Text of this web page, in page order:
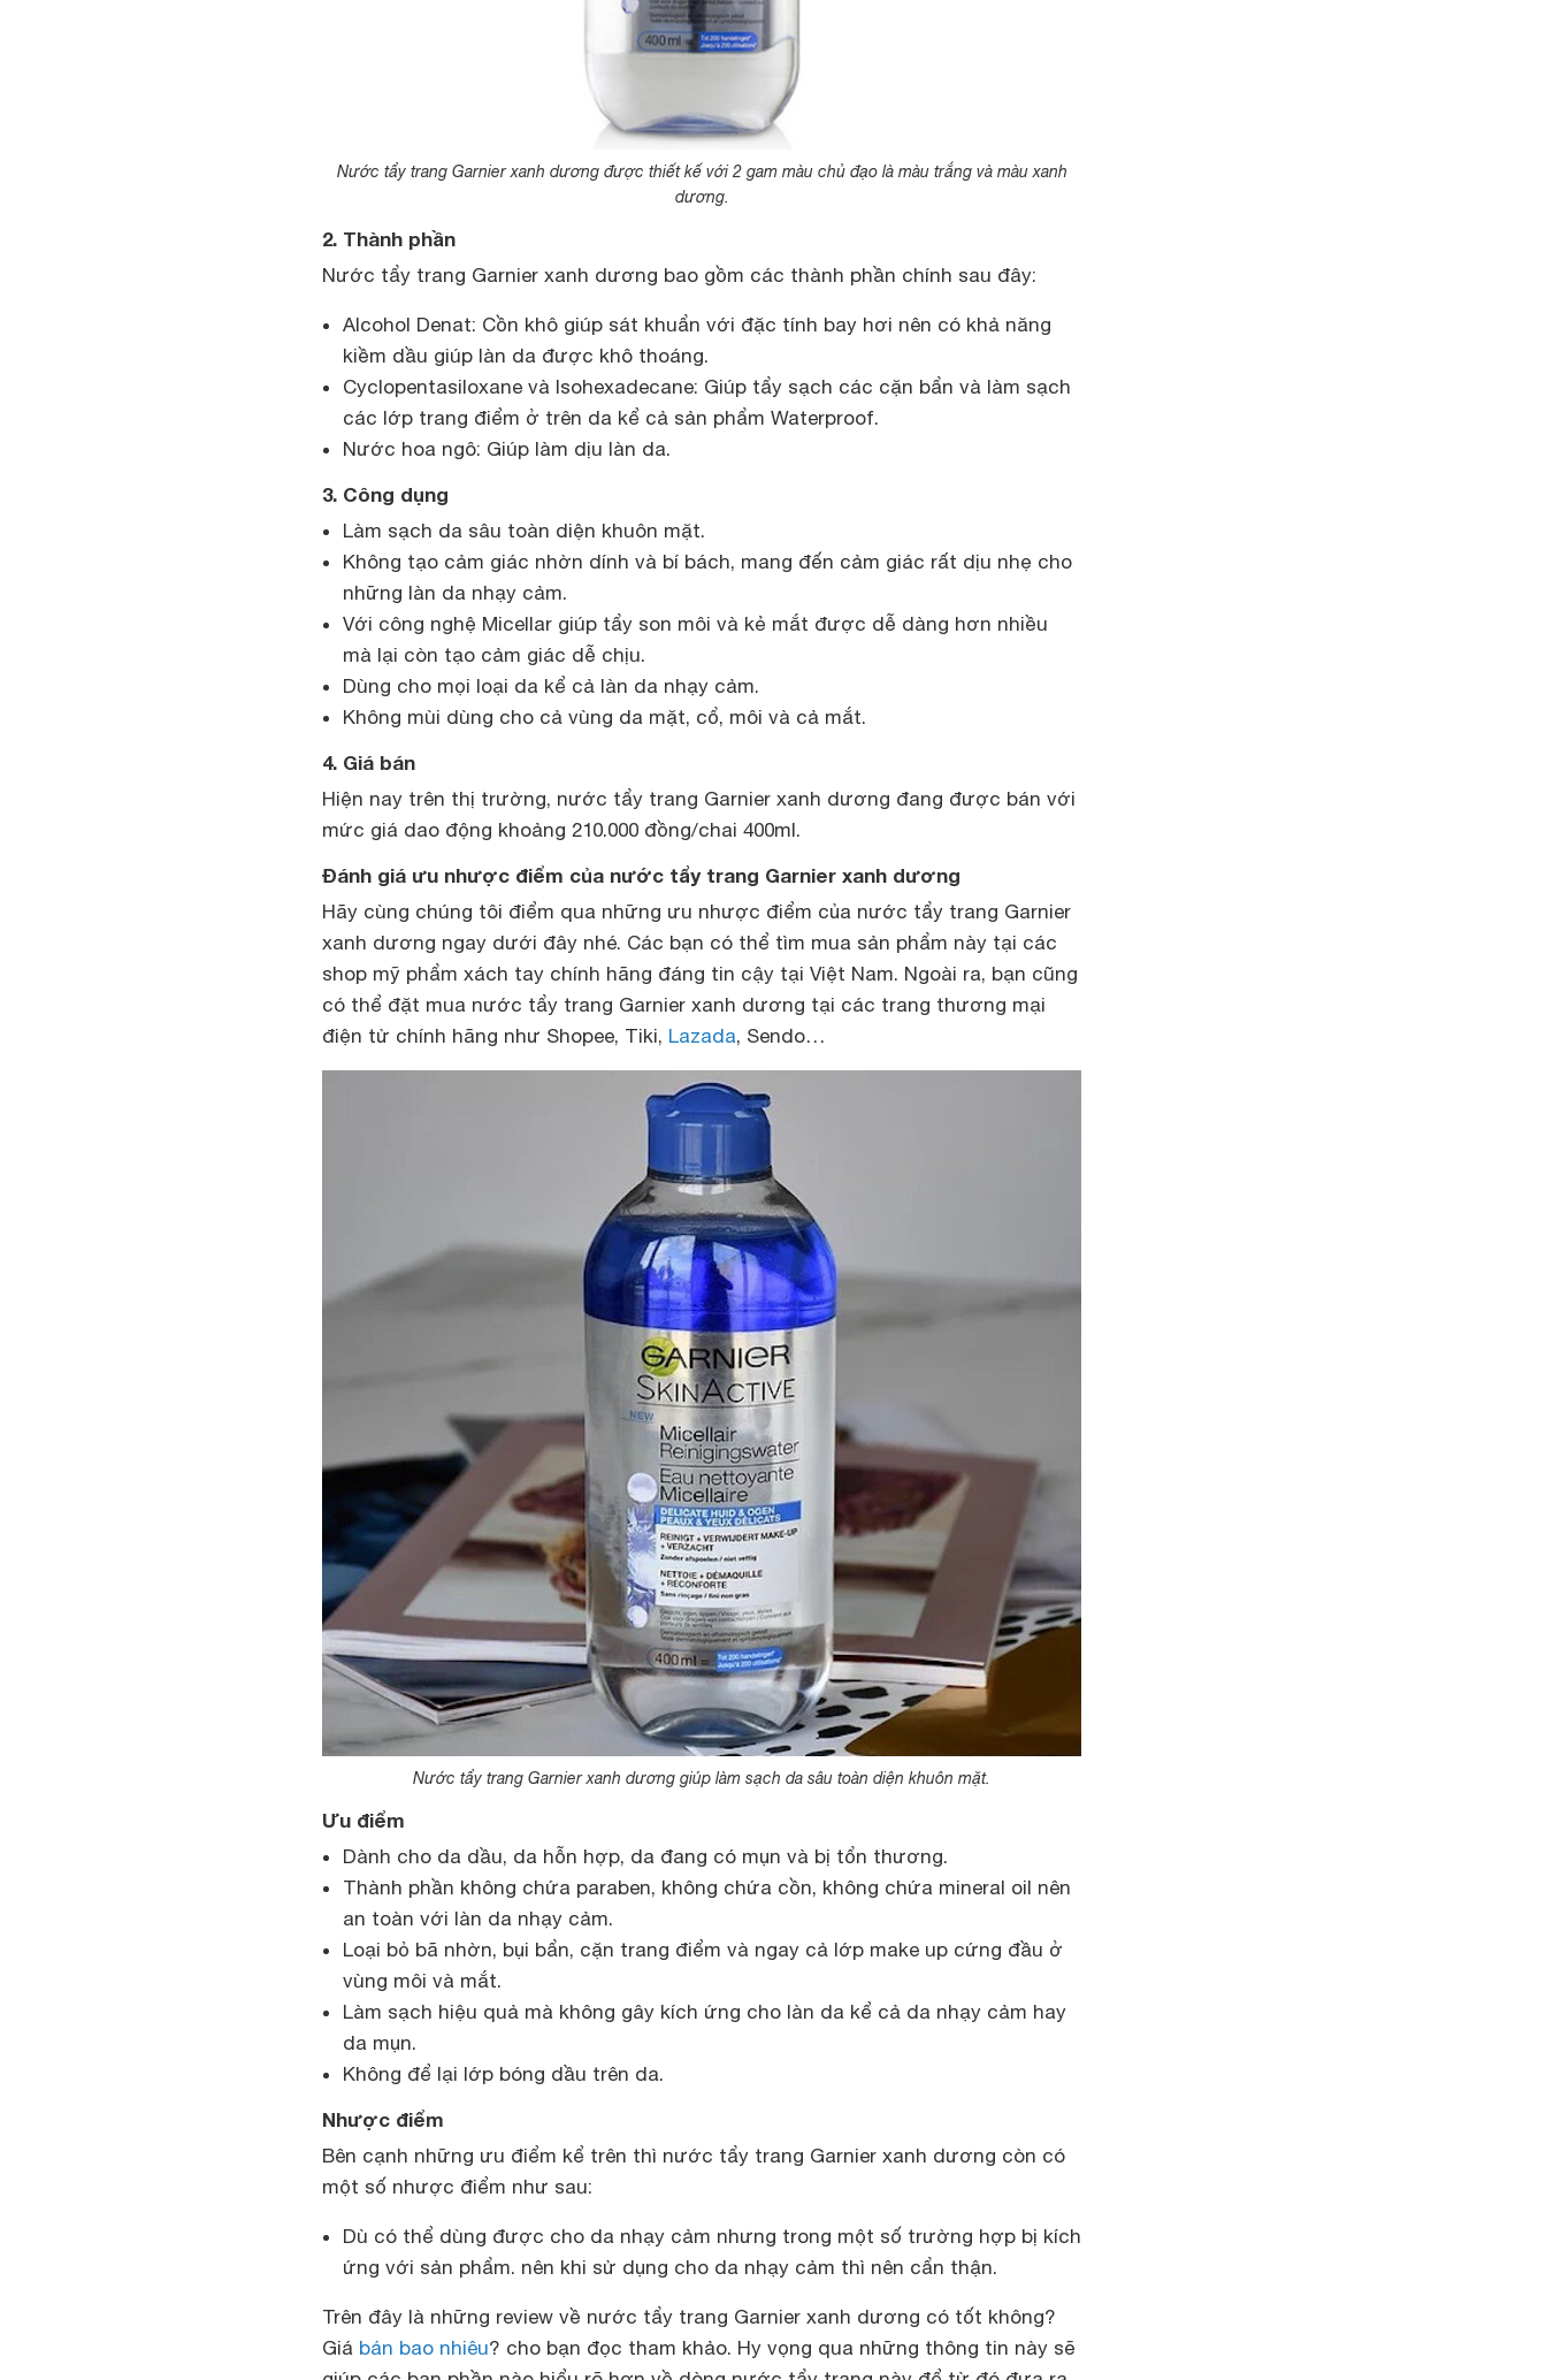
Nước tẩy trang Garnier xanh dương được thiết kế với 2 gam màu chủ đạo là màu trắng và màu xanh
dương.
2. Thành phần
Nước tẩy trang Garnier xanh dương bao gồm các thành phần chính sau đây:
Alcohol Denat: Cồn khô giúp sát khuẩn với đặc tính bay hơi nên có khả năng
kiềm dầu giúp làn da được khô thoáng.
Cyclopentasiloxane và Isohexadecane: Giúp tẩy sạch các cặn bẩn và làm sạch
các lớp trang điểm ở trên da kể cả sản phẩm Waterproof.
Nước hoa ngô: Giúp làm dịu làn da.
3. Công dụng
Làm sạch da sâu toàn diện khuôn mặt.
Không tạo cảm giác nhờn dính và bí bách, mang đến cảm giác rất dịu nhẹ cho
những làn da nhạy cảm.
Với công nghệ Micellar giúp tẩy son môi và kẻ mắt được dễ dàng hơn nhiều
mà lại còn tạo cảm giác dễ chịu.
Dùng cho mọi loại da kể cả làn da nhạy cảm.
Không mùi dùng cho cả vùng da mặt, cổ, môi và cả mắt.
4. Giá bán
Hiện nay trên thị trường, nước tẩy trang Garnier xanh dương đang được bán với
mức giá dao động khoảng 210.000 đồng/chai 400ml.
Đánh giá ưu nhược điểm của nước tẩy trang Garnier xanh dương
Hãy cùng chúng tôi điểm qua những ưu nhược điểm của nước tẩy trang Garnier
xanh dương ngay dưới đây nhé. Các bạn có thể tìm mua sản phẩm này tại các
shop mỹ phẩm xách tay chính hãng đáng tin cậy tại Việt Nam. Ngoài ra, bạn cũng
có thể đặt mua nước tẩy trang Garnier xanh dương tại các trang thương mại
điện tử chính hãng như Shopee, Tiki, Lazada, Sendo…
Nước tẩy trang Garnier xanh dương giúp làm sạch da sâu toàn diện khuôn mặt.
Ưu điểm
Dành cho da dầu, da hỗn hợp, da đang có mụn và bị tổn thương.
Thành phần không chứa paraben, không chứa cồn, không chứa mineral oil nên
an toàn với làn da nhạy cảm.
Loại bỏ bã nhờn, bụi bẩn, cặn trang điểm và ngay cả lớp make up cứng đầu ở
vùng môi và mắt.
Làm sạch hiệu quả mà không gây kích ứng cho làn da kể cả da nhạy cảm hay
da mụn.
Không để lại lớp bóng dầu trên da.
Nhược điểm
Bên cạnh những ưu điểm kể trên thì nước tẩy trang Garnier xanh dương còn có
một số nhược điểm như sau:
Dù có thể dùng được cho da nhạy cảm nhưng trong một số trường hợp bị kích
ứng với sản phẩm. nên khi sử dụng cho da nhạy cảm thì nên cẩn thận.
Trên đây là những review về nước tẩy trang Garnier xanh dương có tốt không?
Giá bán bao nhiêu? cho bạn đọc tham khảo. Hy vọng qua những thông tin này sẽ